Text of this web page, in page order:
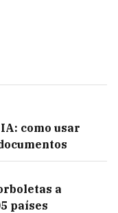
como usar
a
países